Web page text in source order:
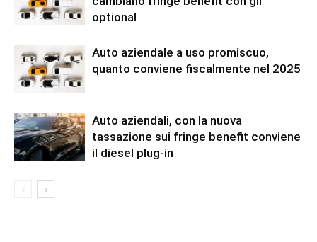
optional
Auto aziendale a uso promiscuo,
quanto conviene fiscalmente nel 2025
Auto aziendali, con la nuova
tassazione sui fringe benefit conviene
il diesel plug-in